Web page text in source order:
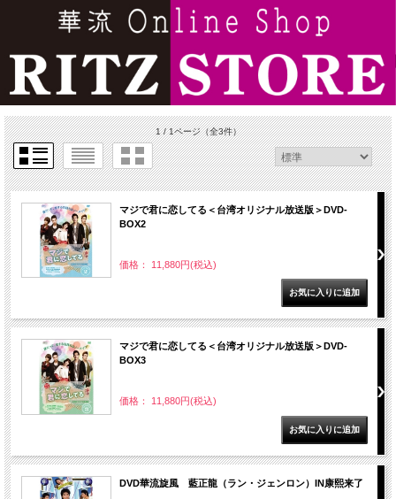
1 / 1ページ（全3件）
マジで君に恋してる＜台湾オリジナル放送版＞DVD-
BOX2
価格： 11,880円(税込)
マジで君に恋してる＜台湾オリジナル放送版＞DVD-
BOX3
価格： 11,880円(税込)
DVD華流旋風 藍正龍（ラン・ジェンロン）IN康熙来了